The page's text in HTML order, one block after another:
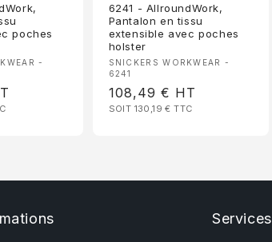
poches
:
-
6241 - AllroundWork,
Pantalon en tissu
extensible avec poches
holster
Fournisseur :
SNICKERS WORKWEAR -
6241
Prix
habituel
108,49 € HT
SOIT 130,19 €TTC
Services